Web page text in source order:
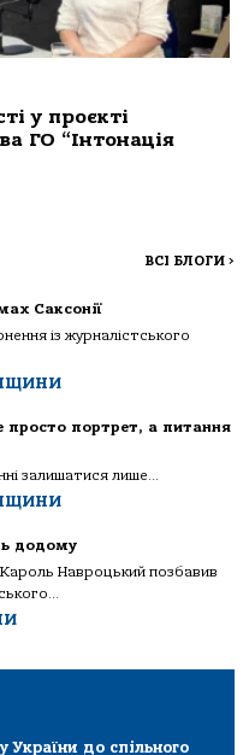
у проєкті
ГО “Інтонація
ВСІ БЛОГИ >
Саксонії
із журналістського
просто портрет, а питання
залишатися лише...
додому
Навроцький позбавив
України до спільного